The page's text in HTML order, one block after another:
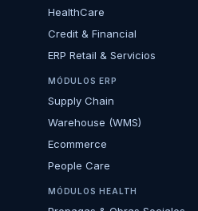
HealthCare
Credit & Financial
ERP Retail & Servicios
MÓDULOS ERP
Supply Chain
Warehouse (WMS)
Ecommerce
People Care
MÓDULOS HEALTH